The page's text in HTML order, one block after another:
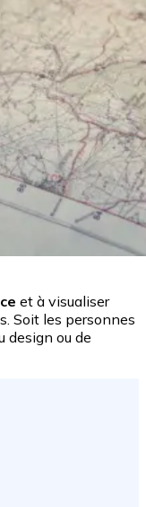
et à visualiser
Soit les personnes
design ou de